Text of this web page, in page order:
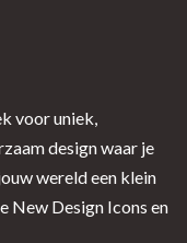
voor uniek,
design waar je
wereld een klein
New Design Icons en